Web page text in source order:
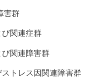
害群
関連症群
関連障害群
トレス因関連障害群